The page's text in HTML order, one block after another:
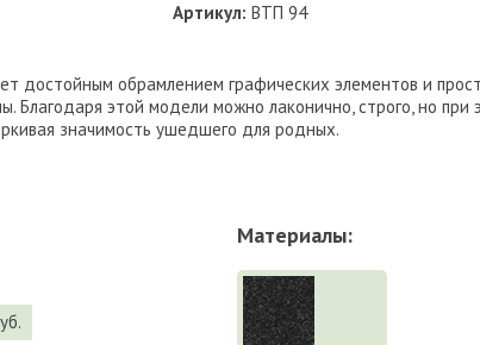
Артикул: ВТП 94
достойным обрамлением графических элементов и
Благодаря этой модели можно лаконично, строго, но
значимость ушедшего для родных.
Материалы: